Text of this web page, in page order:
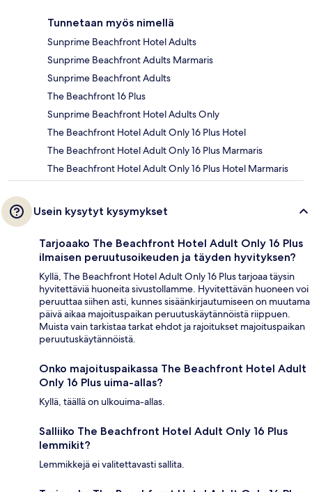
Tunnetaan myös nimellä
Sunprime Beachfront Hotel Adults
Sunprime Beachfront Adults Marmaris
Sunprime Beachfront Adults
The Beachfront 16 Plus
Sunprime Beachfront Hotel Adults Only
The Beachfront Hotel Adult Only 16 Plus Hotel
The Beachfront Hotel Adult Only 16 Plus Marmaris
The Beachfront Hotel Adult Only 16 Plus Hotel Marmaris
Usein kysytyt kysymykset
Tarjoaako The Beachfront Hotel Adult Only 16 Plus
ilmaisen peruutusoikeuden ja täyden hyvityksen?
Kyllä, The Beachfront Hotel Adult Only 16 Plus tarjoaa täysin
hyvitettäviä huoneita sivustollamme. Hyvitettävän huoneen voi
peruuttaa siihen asti, kunnes sisäänkirjautumiseen on muutama
päivä aikaa majoituspaikan peruutuskäytännöistä riippuen.
Muista vain tarkistaa tarkat ehdot ja rajoitukset majoituspaikan
peruutuskäytännöistä.
Onko majoituspaikassa The Beachfront Hotel Adult
Only 16 Plus uima-allas?
Kyllä, täällä on ulkouima-allas.
Salliiko The Beachfront Hotel Adult Only 16 Plus
lemmikit?
Lemmikkejä ei valitettavasti sallita.